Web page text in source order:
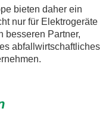
bieten daher ein
nur für Elektrogeräte
besseren Partner,
abfallwirtschaftliches